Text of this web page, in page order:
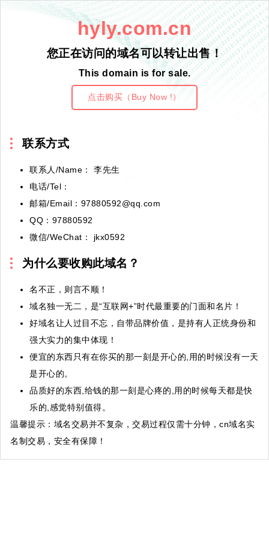
hyly.com.cn
您正在访问的域名可以转让出售！
This domain is for sale.
点击购买（Buy Now !）
联系方式
联系人/Name： 李先生
电话/Tel：
邮箱/Email：97880592@qq.com
QQ：97880592
微信/WeChat： jkx0592
为什么要收购此域名？
名不正，则言不顺！
域名独一无二，是“互联网+”时代最重要的门面和名片！
好域名让人过目不忘，自带品牌价值，是持有人正统身份和
强大实力的集中体现！
便宜的东西只有在你买的那一刻是开心的,用的时候没有一天
是开心的。
品质好的东西,给钱的那一刻是心疼的,用的时候每天都是快
乐的,感觉特别值得。
温馨提示 ：域名交易并不复杂，交易过程仅需十分钟，cn域名实
名制交易，安全有保障！